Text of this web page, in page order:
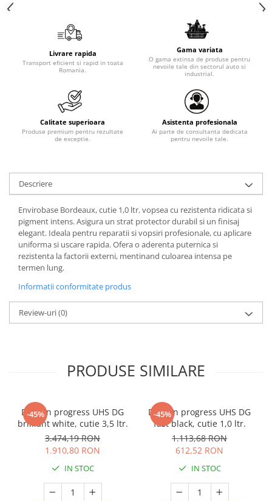
Livrare rapida
Transport eficient si rapid in toata
Romania.
Gama variata
O gama extinsa de produse pentru
nevoile tale din sectorul auto si
industrial.
Calitate superioara
Produse premium pentru rezultate
de exceptie.
Asistenta profesionala
Ai parte de consultanta dedicata
pentru nevoile tale.
Descriere
Envirobase Bordeaux, cutie 1,0 ltr. vopsea cu rezistenta ridicata si
pigment intens. Asigura un strat protector durabil si un finisaj
elegant. Ideala pentru reparatii si vopsiri profesionale, cu aplicare
uniforma si uscare rapida. Ofera o aderenta puternica si
rezistenta la factorii externi, mentinand culoarea intensa pe
termen lung.
Informatii conformitate produs
Review-uri(0)
PRODUSE SIMILARE
-45%
Deltron progress UHS DG
brilliant white, cutie 3,5 ltr.
3.474,19 RON
1.910,80 RON
IN STOC
-45%
Deltron progress UHS DG
fast black, cutie 1,0 ltr.
1.113,68 RON
612,52 RON
IN STOC